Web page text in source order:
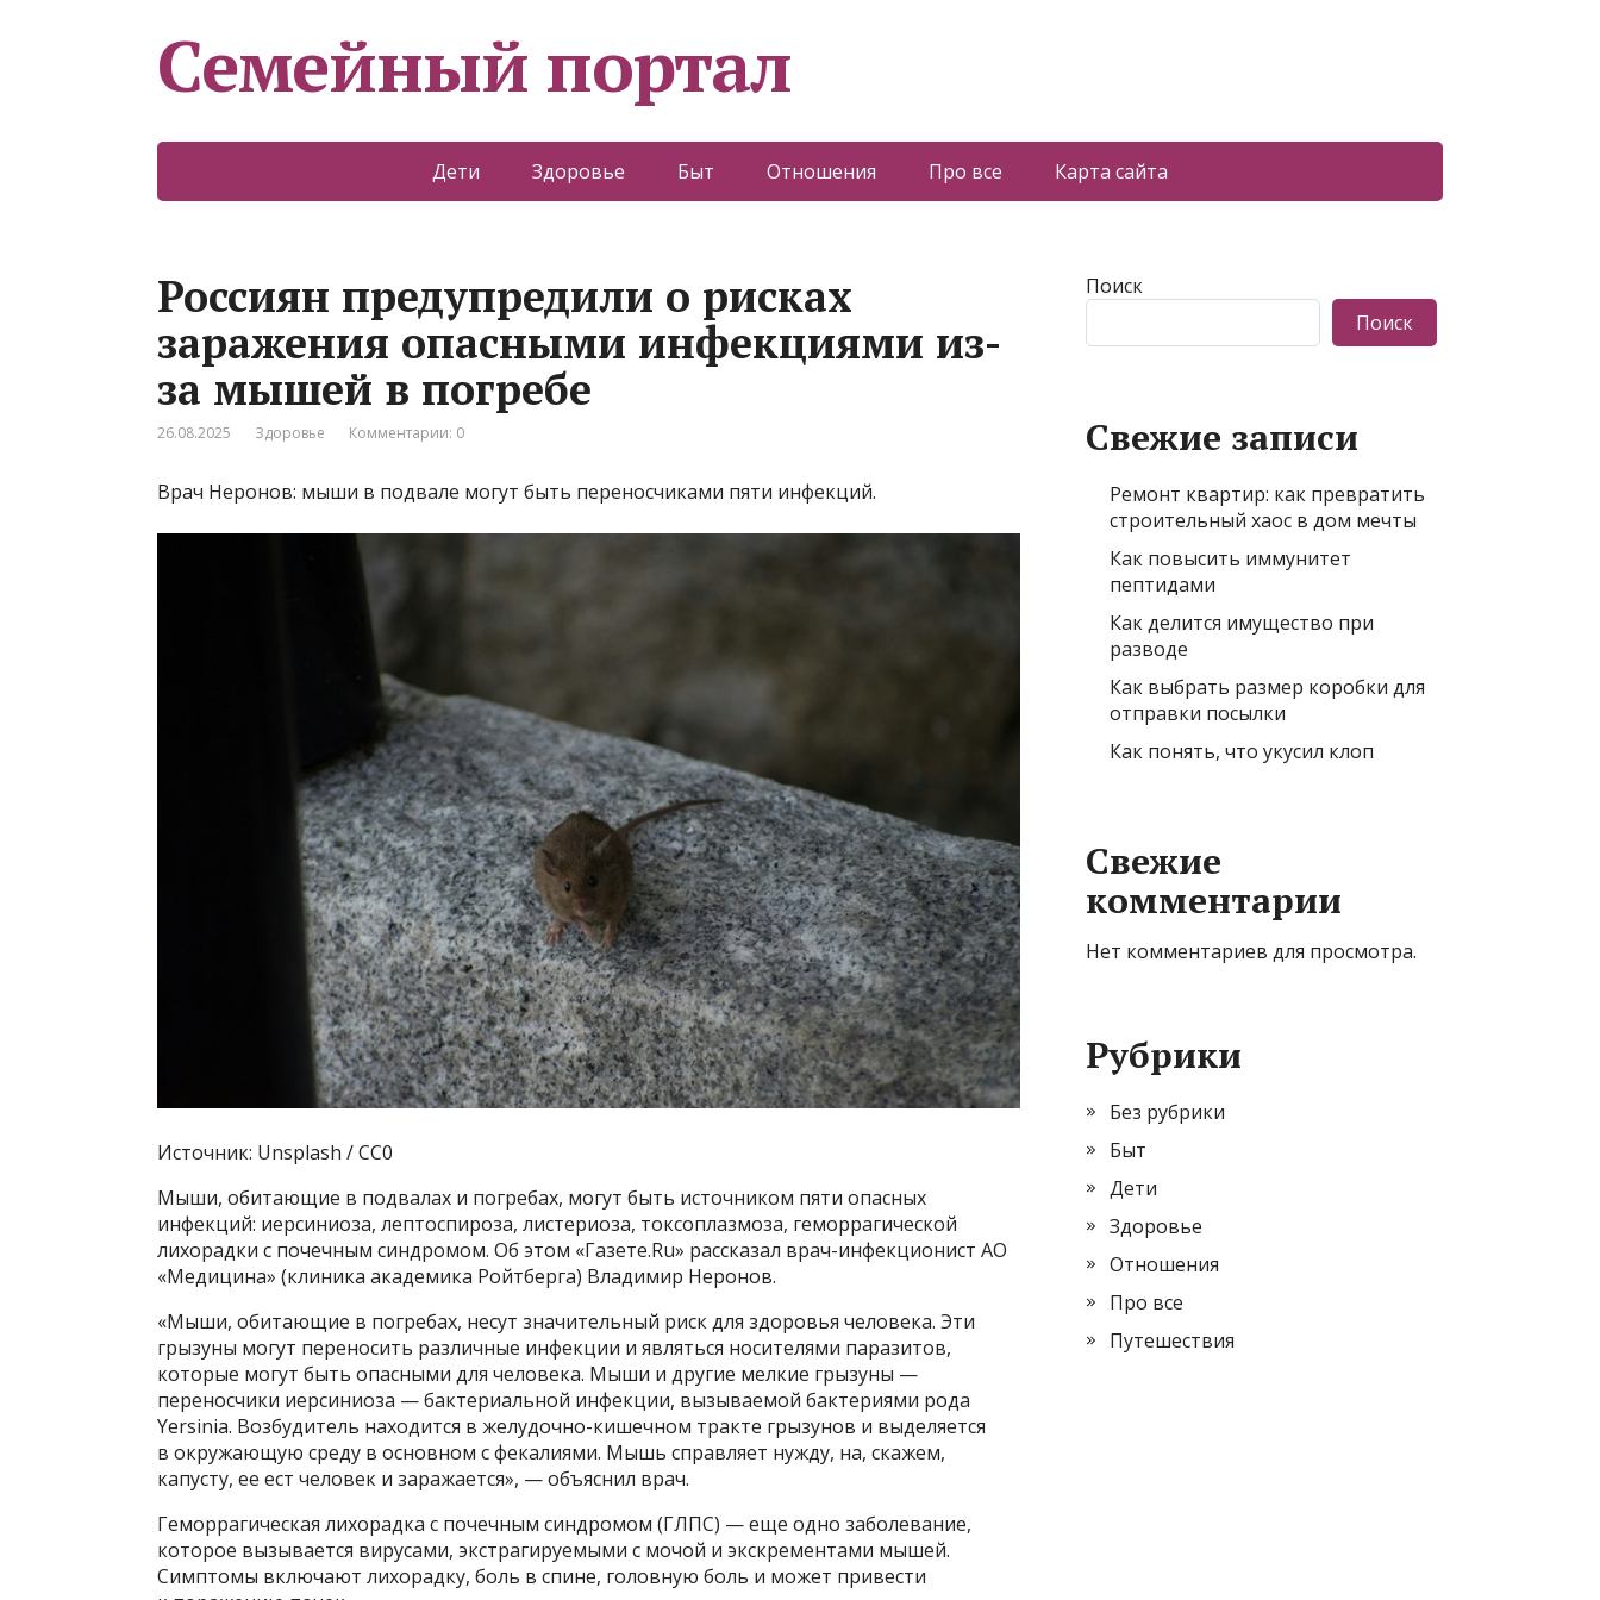
Семейный портал
Дети Здоровье Быт Отношения Про все Карта сайта
Россиян предупредили о рисках
заражения опасными инфекциями из-
за мышей в погребе
26.08.2025 Здоровье Комментарии: 0
Врач Неронов: мыши в подвале могут быть переносчиками пяти инфекций.
Источник: Unsplash / CC0
Мыши, обитающие в подвалах и погребах, могут быть источником пяти опасных
инфекций: иерсиниоза, лептоспироза, листериоза, токсоплазмоза, геморрагической
лихорадки с почечным синдромом. Об этом «Газете.Ru» рассказал врач-инфекционист АО
«Медицина» (клиника академика Ройтберга) Владимир Неронов.
«Мыши, обитающие в погребах, несут значительный риск для здоровья человека. Эти
грызуны могут переносить различные инфекции и являться носителями паразитов,
которые могут быть опасными для человека. Мыши и другие мелкие грызуны —
переносчики иерсиниоза — бактериальной инфекции, вызываемой бактериями рода
Yersinia. Возбудитель находится в желудочно-кишечном тракте грызунов и выделяется
в окружающую среду в основном с фекалиями. Мышь справляет нужду, на, скажем,
капусту, ее ест человек и заражается», — объяснил врач.
Геморрагическая лихорадка с почечным синдромом (ГЛПС) — еще одно заболевание,
которое вызывается вирусами, экстрагируемыми с мочой и экскрементами мышей.
Симптомы включают лихорадку, боль в спине, головную боль и может привести
Поиск
Поиск
Свежие записи
Ремонт квартир: как превратить
строительный хаос в дом мечты
Как повысить иммунитет
пептидами
Как делится имущество при
разводе
Как выбрать размер коробки для
отправки посылки
Как понять, что укусил клоп
Свежие
комментарии
Нет комментариев для просмотра.
Рубрики
Без рубрики
Быт
Дети
Здоровье
Отношения
Про все
Путешествия